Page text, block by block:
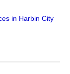
in Harbin City